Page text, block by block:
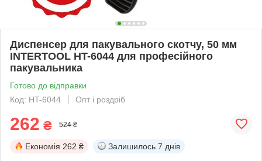
Диспенсер для пакувального скотчу, 50 мм
INTERTOOL HT-6044 для професійного
пакувальника
Готово до відправки
Код: HT-6044
Опт і роздріб
262 ₴ 524 ₴
Економія 262 ₴ Залишилось 7 днів